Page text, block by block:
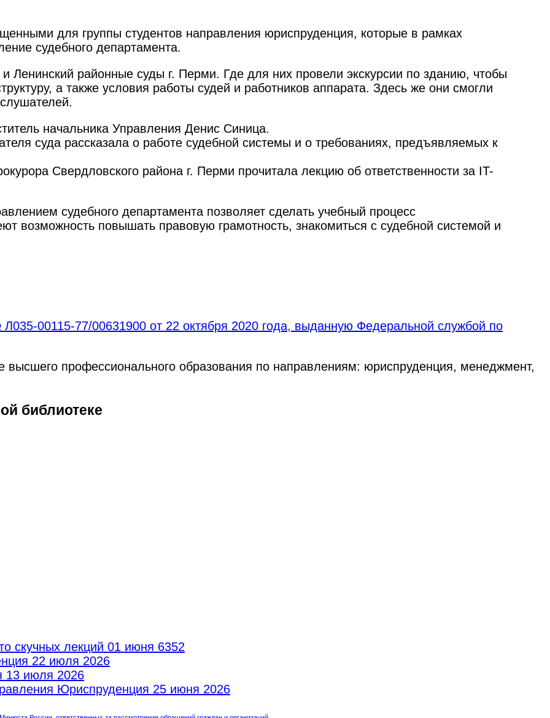
для группы студентов направления юриспруденция, которые в рамках
судебного департамента.
Ленинский районные суды г. Перми. Где для них провели экскурсии по зданию, чтобы
а также условия работы судей и работников аппарата. Здесь же они смогли
начальника Управления Денис Синица.
суда рассказала о работе судебной системы и о требованиях, предъявляемых к
Свердловского района г. Перми прочитала лекцию об ответственности за IT-
судебного департамента позволяет сделать учебный процесс
возможность повышать правовую грамотность, знакомиться с судебной системой и
00115-77/00631900 от 22 октября 2020 года, выданную Федеральной службой по
высшего профессионального образования по направлениям: юриспруденция, менеджмент,
библиотеке
скучных лекций 01 июня 6352
22 июля 2026
13 июля 2026
Юриспруденция 25 июня 2026